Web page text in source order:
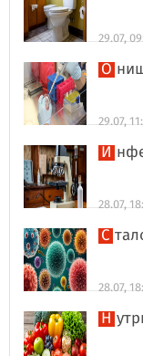
29.07,
29.07,
28.07,
28.07,